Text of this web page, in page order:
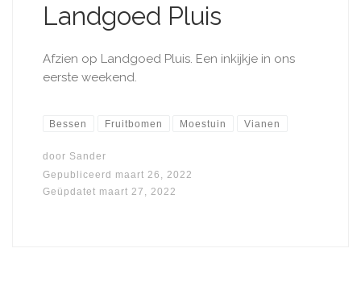
Landgoed Pluis
Afzien op Landgoed Pluis. Een inkijkje in ons
eerste weekend.
Bessen Fruitbomen Moestuin Vianen
door Sander
Gepubliceerd maart 26, 2022
Geüpdatet maart 27, 2022